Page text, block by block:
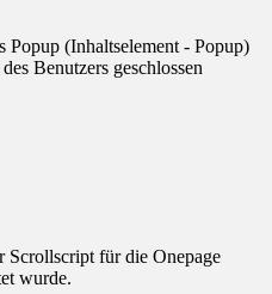
Popup (Inhaltselement - Popup)
Benutzers geschlossen
Scrollscript für die Onepage
wurde.